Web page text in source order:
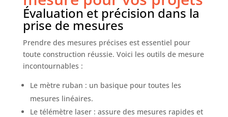
grâce à ce coupe-carreaux robuste. La base en
caoutchouc antidérapante maintient la machine
en place, même en cas de force de coupe Coupe
nette : Ce coupe-carreaux à double rail est conçu
pour durer. Sa molette robuste raye et casse les
carreaux sans effort. Ses rails en acier et sa base
en aluminium robuste assurent des performances
fiables pour vos travaux de pose de carrelage et
Évaluation et précision dans la
prise de mesures
Prendre des mesures précises est essentiel pour
toute construction réussie. Voici les outils de mesure
incontournables :
Le mètre ruban : un basique pour toutes les
mesures linéaires.
Le télémètre laser : assure des mesures rapides et